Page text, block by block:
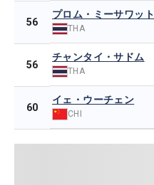
56
プロム・ミーサワット
THA
56
チャンタイ・サドム
THA
60
イェ・ウーチェン
CHI